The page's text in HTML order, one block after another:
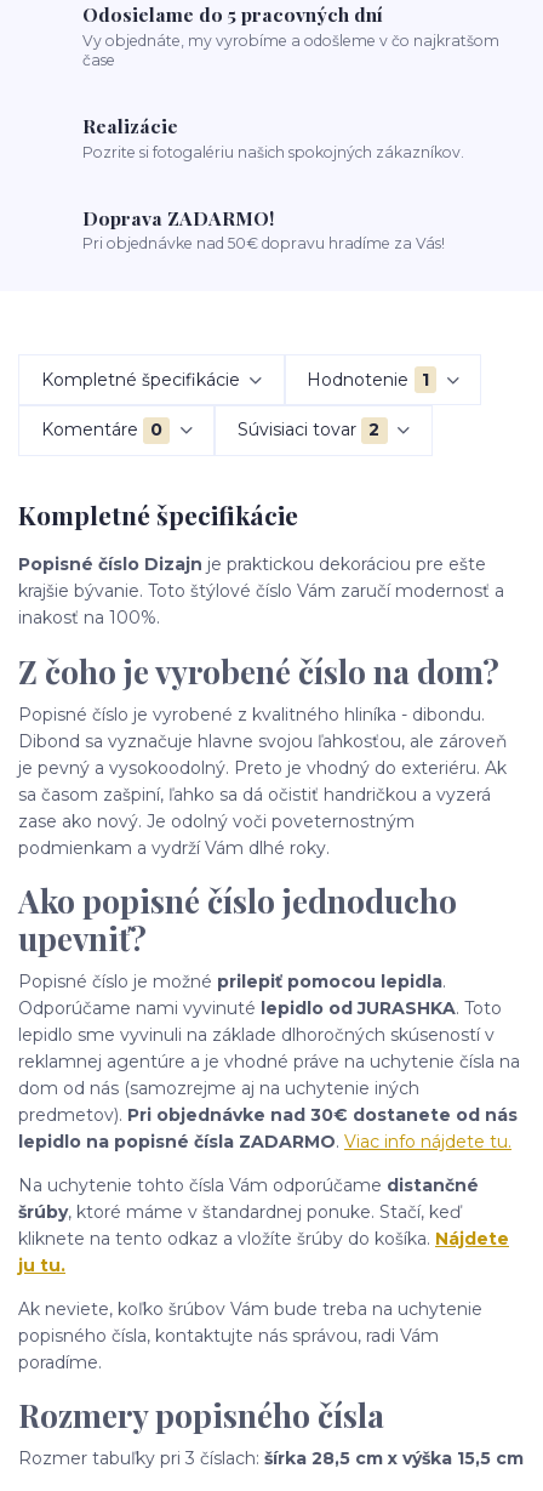
Odosielame do 5 pracovných dní
Vy objednáte, my vyrobíme a odošleme v čo najkratšom
čase
Realizácie
Pozrite si fotogalériu našich spokojných zákazníkov.
Doprava ZADARMO!
Pri objednávke nad 50€ dopravu hradíme za Vás!
Kompletné špecifikácie Hodnotenie 1
Komentáre 0 Súvisiaci tovar 2
Kompletné špecifikácie
Popisné číslo Dizajn je praktickou dekoráciou pre ešte
krajšie bývanie. Toto štýlové číslo Vám zaručí modernosť a
inakosť na 100%.
Z čoho je vyrobené číslo na dom?
Popisné číslo je vyrobené z kvalitného hliníka - dibondu.
Dibond sa vyznačuje hlavne svojou ľahkosťou, ale zároveň
je pevný a vysokoodolný. Preto je vhodný do exteriéru. Ak
sa časom zašpiní, ľahko sa dá očistiť handričkou a vyzerá
zase ako nový. Je odolný voči poveternostným
podmienkam a vydrží Vám dlhé roky.
Ako popisné číslo jednoducho
upevniť?
Popisné číslo je možné prilepiť pomocou lepidla.
Odporúčame nami vyvinuté lepidlo od JURASHKA. Toto
lepidlo sme vyvinuli na základe dlhoročných skúseností v
reklamnej agentúre a je vhodné práve na uchytenie čísla na
dom od nás (samozrejme aj na uchytenie iných
predmetov). Pri objednávke nad 30€ dostanete od nás
lepidlo na popisné čísla ZADARMO. Viac info nájdete tu.
Na uchytenie tohto čísla Vám odporúčame distančné
šrúby, ktoré máme v štandardnej ponuke. Stačí, keď
kliknete na tento odkaz a vložíte šrúby do košíka. Nájdete
ju tu.
Ak neviete, koľko šrúbov Vám bude treba na uchytenie
popisného čísla, kontaktujte nás správou, radi Vám
poradíme.
Rozmery popisného čísla
Rozmer tabuľky pri 3 číslach: šírka 28,5 cm x výška 15,5 cm